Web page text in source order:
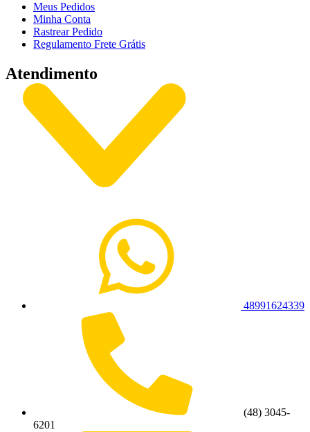
Meus Pedidos
Minha Conta
Rastrear Pedido
Regulamento Frete Grátis
Atendimento
48991624339
(48) 3045-
6201